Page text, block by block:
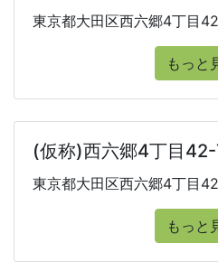
東京都大田区西六郷4丁目
もっと
(仮称)西六郷4丁目
東京都大田区西六郷4丁目
もっと